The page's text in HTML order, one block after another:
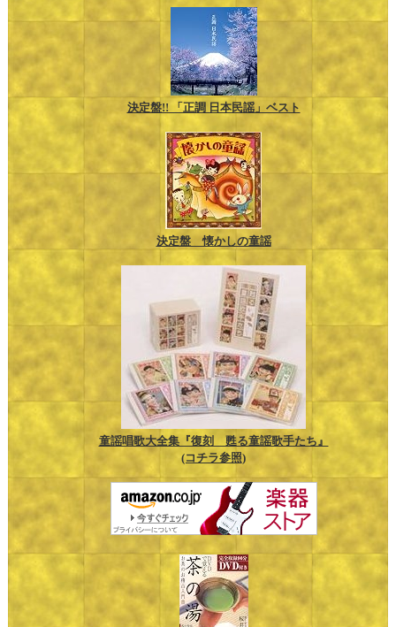
決定盤!! 「正調 日本民謡」ベスト
決定盤 懐かしの童謡
童謡唱歌大全集『復刻 甦る童謡歌手たち』
(コチラ参照)